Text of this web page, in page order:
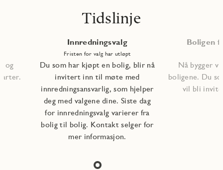
Tidslinje
og
Innredningsvalg
Fristen for valg har utløpt
Du som har kjøpt en bolig, blir nå
invitert inn til møte med
innredningsansvarlig, som hjelper
deg med valgene dine. Siste dag
for innredningsvalg varierer fra
bolig til bolig. Kontakt selger for
mer informasjon.
Boligen
Nå bygger
boligene. Du
vil bli